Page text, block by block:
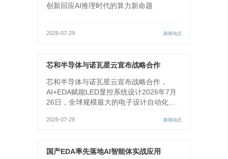
创新回应AI推理时代的算力新命题
2026-07-29 新闻动态
芯和半导体与诺瓦星云宣布战略合作
芯和半导体与诺瓦星云宣布战略合作，
AI+EDA赋能LED显控系统设计2026年7月
26日，全球规模最大的电子设计自动化…
2026-07-29 新闻动态
国产EDA率先落地AI智能体实战应用